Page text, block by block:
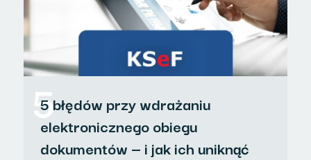
5
5 błędów przy wdrażaniu
elektronicznego obiegu
dokumentów — i jak ich uniknąć